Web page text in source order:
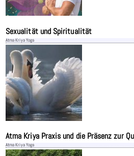
Sexualität und Spiritualität
Atma Kriya Yoga
Atma Kriya Praxis und die Präsenz zur
Atma Kriya Yoga